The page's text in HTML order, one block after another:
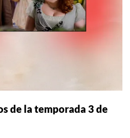
de la temporada 3 de